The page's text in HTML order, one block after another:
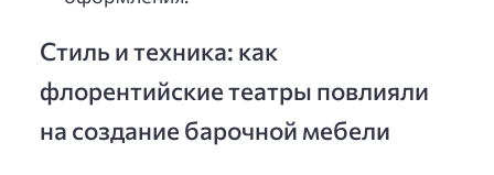
Стиль и техника: как
флорентийские театры повлияли
на создание барочной мебели